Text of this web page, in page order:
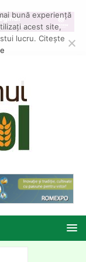
bună experiență
acest site,
lucru. Citește